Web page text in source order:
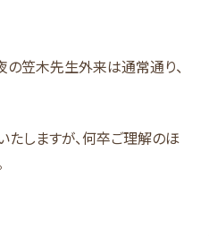
笠木先生外来は通常通り、
しますが、何卒ご理解のほ